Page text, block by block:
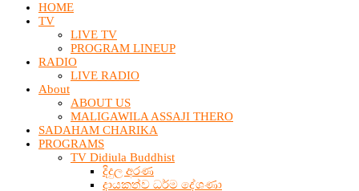
HOME
TV
LIVE TV
PROGRAM LINEUP
RADIO
LIVE RADIO
About
ABOUT US
MALIGAWILA ASSAJI THERO
SADAHAM CHARIKA
PROGRAMS
TV Didiula Buddhist
දිදුල අරණ
දායකත්ව ධර්ම දේශණා